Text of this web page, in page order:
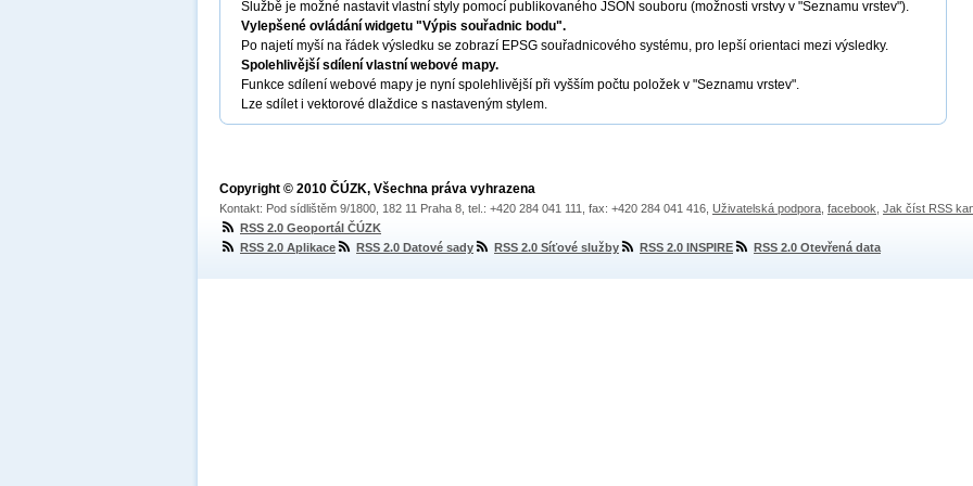
Službě je možné nastavit vlastní styly pomocí publikovaného JSON souboru (možnosti vrstvy v "Seznamu vrstev").
Vylepšené ovládání widgetu "Výpis souřadnic bodu".
Po najetí myší na řádek výsledku se zobrazí EPSG souřadnicového systému, pro lepší orientaci mezi výsledky.
Spolehlivější sdílení vlastní webové mapy.
Funkce sdílení webové mapy je nyní spolehlivější při vyšším počtu položek v "Seznamu vrstev".
Lze sdílet i vektorové dlaždice s nastaveným stylem.
Copyright © 2010 ČÚZK, Všechna práva vyhrazena
Kontakt: Pod sídlištěm 9/1800, 182 11 Praha 8, tel.: +420 284 041 111, fax: +420 284 041 416, Uživatelská podpora facebook Jak číst RSS
RSS 2.0 Geoportál ČÚZK
RSS 2.0 Aplikace
RSS 2.0 Datové sady RSS 2.0 Síťové služby RSS 2.0 INSPIRE RSS 2.0 Otevřená data